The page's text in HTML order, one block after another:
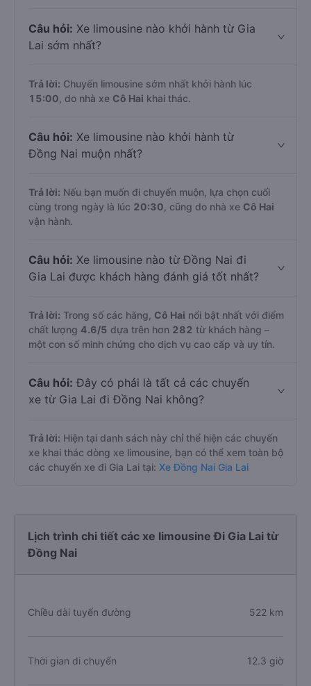
Câu hỏi: Xe limousine nào khởi hành từ Gia
Lai sớm nhất?
Trả lời: Chuyến limousine sớm nhất khởi hành lúc
15:00 , do nhà xe Cô Hai khai thác.
Câu hỏi: Xe limousine nào khởi hành từ
Đồng Nai muộn nhất?
Trả lời: Nếu bạn muốn đi chuyến muộn, lựa chọn cuối
cùng trong ngày là lúc 20:30 , cũng do nhà xe Cô Hai
vận hành.
Câu hỏi: Xe limousine nào từ Đồng Nai đi
Gia Lai được khách hàng đánh giá tốt nhất?
Trả lời: Trong số các hãng, Cô Hai nổi bật nhất với điểm
chất lượng 4.6/5 dựa trên hơn 282 từ khách hàng –
một con số minh chứng cho dịch vụ cao cấp và uy tín.
Câu hỏi: Đây có phải là tất cả các chuyến
xe từ Gia Lai đi Đồng Nai không?
Trả lời: Hiện tại danh sách này chỉ thể hiện các chuyến
xe khai thác dòng xe limousine, bạn có thể xem toàn bộ
các chuyến xe đi Gia Lai tại: Xe Đồng Nai Gia Lai
Lịch trình chi tiết các xe limousine Đi Gia Lai từ
Đồng Nai
Chiều dài tuyến đường 522 km
Thời gian di chuyển 12.3 giờ